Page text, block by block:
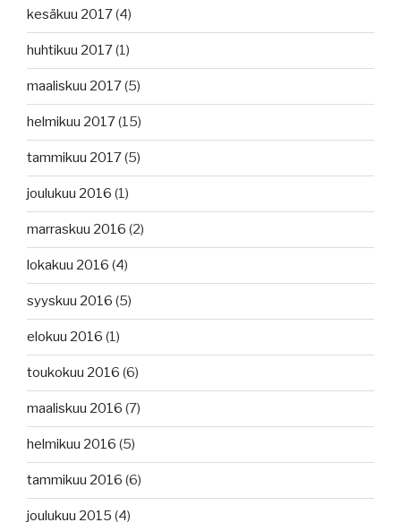
kesäkuu 2017(4)
huhtikuu 2017(1)
maaliskuu 2017(5)
helmikuu 2017(15)
tammikuu 2017(5)
joulukuu 2016 (1)
marraskuu 2016 (2)
lokakuu 2016 (4)
syyskuu 2016 (5)
elokuu 2016 (1)
toukokuu 2016 (6)
maaliskuu 2016 (7)
helmikuu 2016 (5)
tammikuu 2016 (6)
joulukuu 2015 (4)